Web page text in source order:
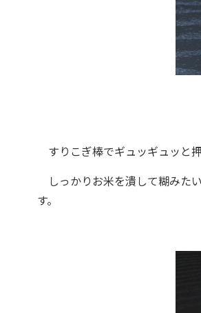
すりこぎ棒でギュッギュッと
しっかりお米を潰して糊みた
す。